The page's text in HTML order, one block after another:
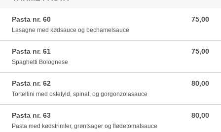
Pasta nr. 60 75,00
75,00 DKK
Lasagne med kødsauce og bechamelsauce
Pasta nr. 61 75,00
75,00 DKK
Spaghetti Bolognese
Pasta nr. 62 80,00
80,00 DKK
Tortellini med ostefyld, spinat, og gorgonzolasauce
Pasta nr. 63 80,00
80,00 DKK
Pasta med kødstrimler, grøntsager og flødetomatsauce